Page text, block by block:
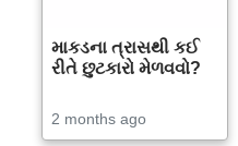
માકડના ત્રાસથી કઈ
રીતે છુટકારો મેળવવો?
2 months ago